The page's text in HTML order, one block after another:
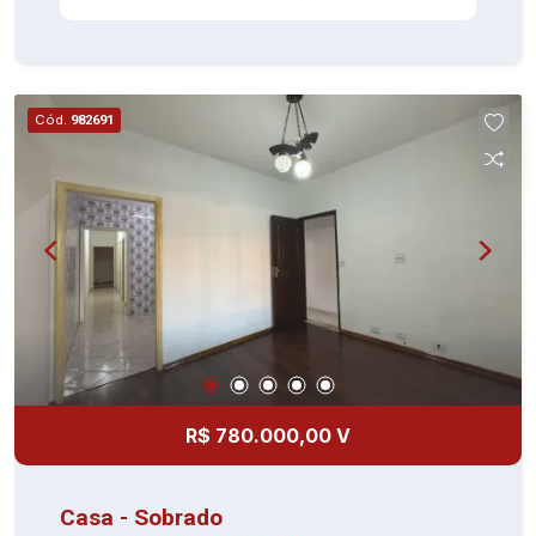
Estação Presidente Altino, ao Super Shopping
Osasco e ao Shopping União. A região conta com
fácil acesso às Marginais Pinheiros e Tietê, à
Rodovia Castello Branco, além de ampla
variedade de comércios, serviços, escolas e
transporte público.
Cód. 982691
R$ 780.000,00 V
Casa - Sobrado